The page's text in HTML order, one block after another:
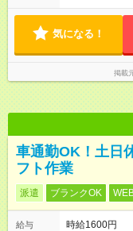
1ヶ月単位の変
7.8時間ほど（2025年実績） ＜
時 ※勤務時間は店舗に
時00分～17時
気になる！
掲載
車通勤OK！土日
フト作業
派遣 ブランクOK
給与
時給1600円